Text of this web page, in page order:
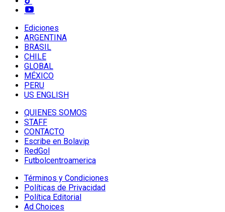
Ediciones
ARGENTINA
BRASIL
CHILE
GLOBAL
MÉXICO
PERU
US ENGLISH
QUIENES SOMOS
STAFF
CONTACTO
Escribe en Bolavip
RedGol
Futbolcentroamerica
Términos y Condiciones
Políticas de Privacidad
Política Editorial
Ad Choices